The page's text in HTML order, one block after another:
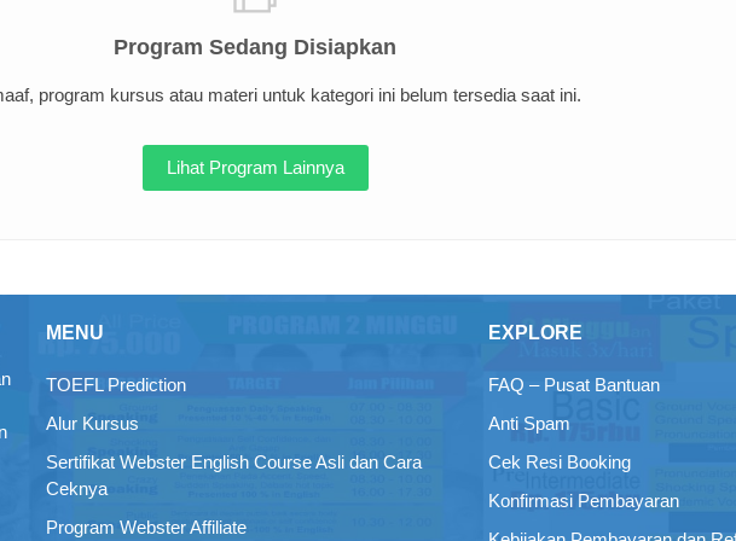
Program Sedang Disiapkan
program kursus atau materi untuk kategori ini belum tersedia saat ini.
Lihat Program Lainnya
MENU
TOEFL Prediction
Alur Kursus
Sertifikat Webster English Course Asli dan Cara
Ceknya
Program Webster Affiliate
EXPLORE
FAQ – Pusat Bantuan
Anti Spam
Cek Resi Booking
Konfirmasi Pembayaran